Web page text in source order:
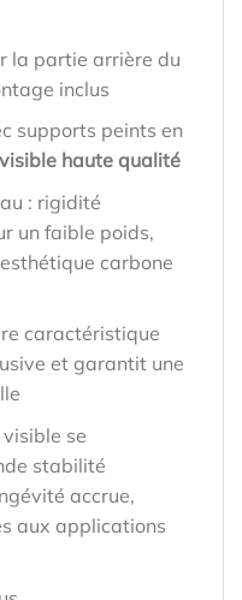
la partie arrière du
inclus
supports peints en
haute qualité
: rigidité
un faible poids,
carbone
caractéristique
et garantit une
se
stabilité
accrue,
aux applications